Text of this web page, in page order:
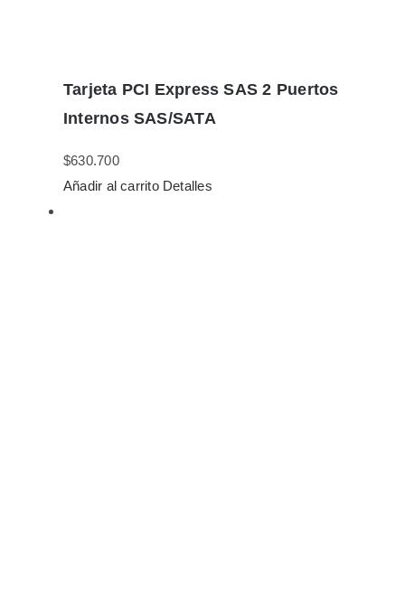
Tarjeta PCI Express SAS 2 Puertos
Internos SAS/SATA
$630.700
Añadir al carrito Detalles